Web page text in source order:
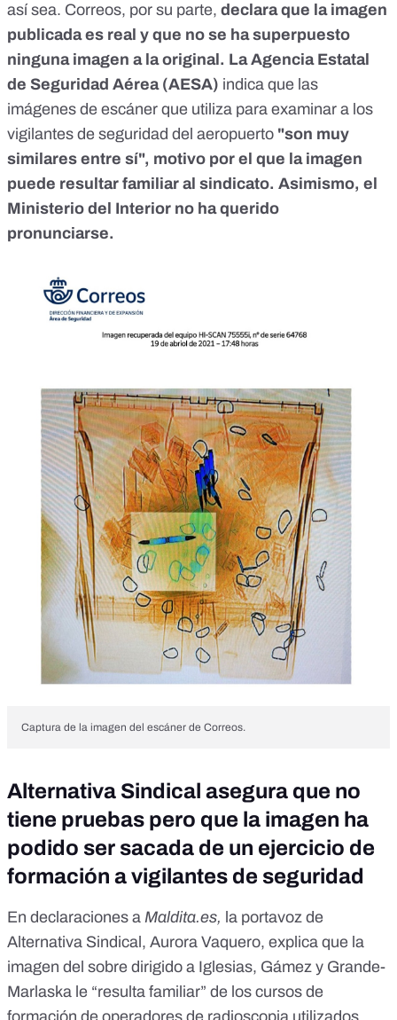
así sea. Correos, por su parte, declara que la imagen
publicada es real y que no se ha superpuesto
ninguna imagen a la original. La Agencia Estatal
de Seguridad Aérea (AESA) indica que las
imágenes de escáner que utiliza para examinar a los
vigilantes de seguridad del aeropuerto "son muy
similares entre sí", motivo por el que la imagen
puede resultar familiar al sindicato. Asimismo, el
Ministerio del Interior no ha querido
pronunciarse.
Captura de la imagen del escáner de Correos.
Alternativa Sindical asegura que no
tiene pruebas pero que la imagen ha
podido ser sacada de un ejercicio de
formación a vigilantes de seguridad
En declaraciones a Maldita.es, la portavoz de
Alternativa Sindical, Aurora Vaquero, explica que la
imagen del sobre dirigido a Iglesias, Gámez y Grande-
Marlaska le “resulta familiar” de los cursos de